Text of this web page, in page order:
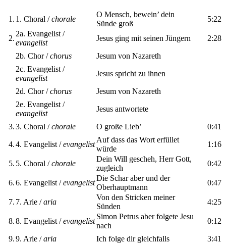
1. 1. Choral /chorale
O Mensch, bewein’ dein
Sünde groß
5:22
2.
2a. Evangelist /
evangelist
Jesus ging mit seinen Jüngern 2:28
2b. Chor /chorus
Jesum von Nazareth
2c. Evangelist /
evangelist
Jesus spricht zu ihnen
2d. Chor /chorus
Jesum von Nazareth
2e. Evangelist /
evangelist
Jesus antwortete
3.3. Choral /chorale O große Lieb’ 0:41
4.4. Evangelist /evangelist
Auf dass das Wort erfüllet
würde
1:16
5. 5. Choral /chorale
Dein Will gescheh, Herr Gott,
zugleich
0:42
6.6. Evangelist /evangelist
Die Schar aber und der
Oberhauptmann
0:47
7. 7. Arie /aria
Von den Stricken meiner
Sünden
4:25
8.8. Evangelist /evangelist
Simon Petrus aber folgete Jesu
nach
0:12
9.9. Arie /aria Ich folge dir gleichfalls 3:41